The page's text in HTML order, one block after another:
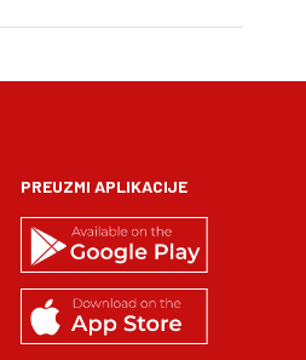
PREUZMI APLIKACIJE